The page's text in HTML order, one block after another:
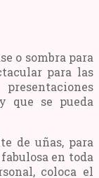
o sombra para
para las
que se pueda
de uñas, para
en toda
coloca el